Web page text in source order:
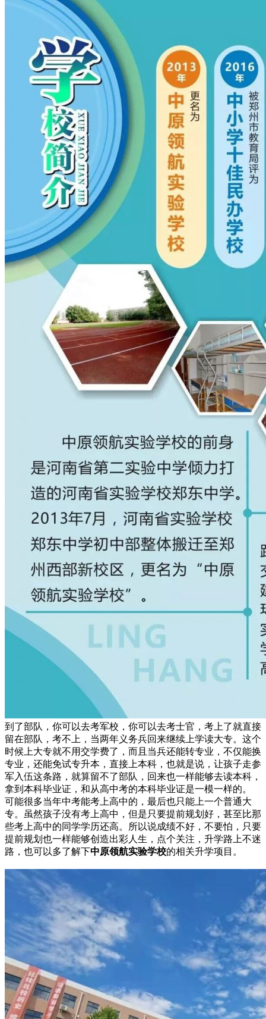
到了部队，你可以去考军校，你可以去考士官，考上了就直接
留在部队，考不上，当两年义务兵回来继续上学读大专。这个
时候上大专就不用交学费了，而且当兵还能转专业，不仅能换
专业，还能免试专升本，直接上本科，也就是说，让孩子走参
军入伍这条路，就算留不了部队，回来也一样能够去读本科，
拿到本科毕业证，和从高中考的本科毕业证是一模一样的。
可能很多当年中考能考上高中的，最后也只能上一个普通大
专。虽然孩子没有考上高中，但是只要提前规划好，甚至比那
些考上高中的同学学历还高。所以说成绩不好，不要怕，只要
提前规划也一样能够创造出彩人生，点个关注，升学路上不迷
路，也可以多了解下中原领航实验学校的相关升学项目。